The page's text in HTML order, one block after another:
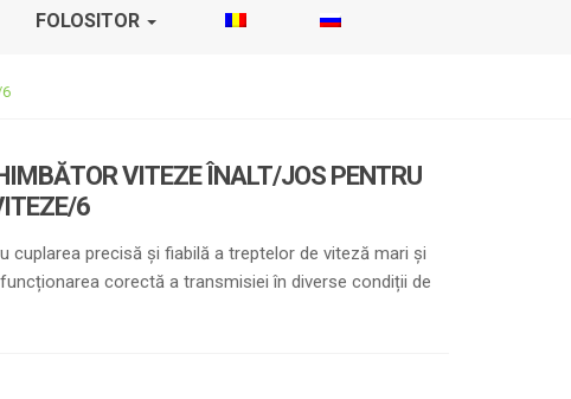
FOLOSITOR
VITEZE ÎNALT/JOS PENTRU
6
cuplarea precisă și fiabilă a treptelor de viteză mari și
corectă a transmisiei în diverse condiții de